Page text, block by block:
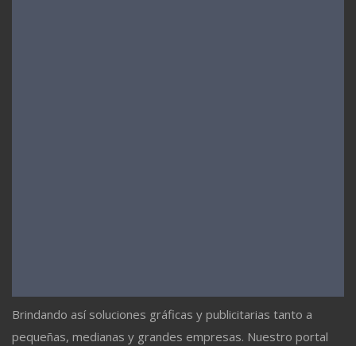
Brindando así soluciones gráficas y publicitarias tanto a
pequeñas, medianas y grandes empresas. Nuestro portal